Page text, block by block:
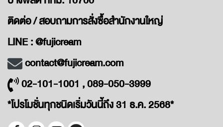
ติดต่อ / สอบถามการสั่งซื้อสำนักงานใหญ่
LINE : @fujicream
contact@fujicream.com
02-101-1001 , 089-050-3999
*โปรโมชั่นทุกชนิดเริ่มวันนี้ถึง 31 ธ.ค. 2568*